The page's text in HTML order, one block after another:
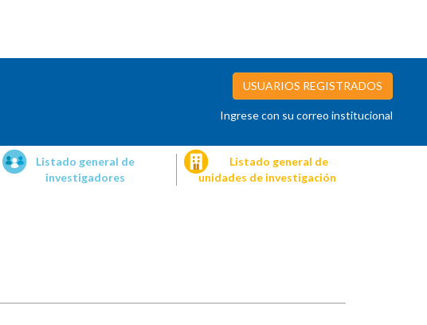
USUARIOS REGISTRADOS
Ingrese con su correo institucional
Listado general de
investigadores
Listado general de
unidades de investigación